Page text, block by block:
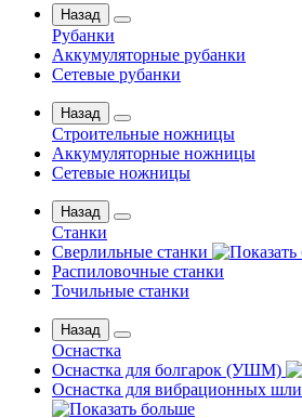
Назад
Рубанки
Аккумуляторные рубанки
Сетевые рубанки
Назад
Строительные ножницы
Аккумуляторные ножницы
Сетевые ножницы
Назад
Станки
Сверлильные станки
Распиловочные станки
Точильные станки
Назад
Оснастка
Оснастка для болгарок (УШМ)
Оснастка для вибрационных